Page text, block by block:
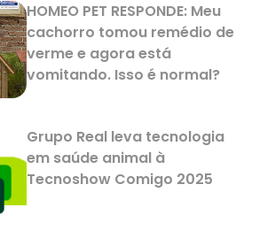
HOMEO PET RESPONDE: Meu
cachorro tomou remédio de
verme e agora está
vomitando. Isso é normal?
Grupo Real leva tecnologia
em saúde animal à
Tecnoshow Comigo 2025